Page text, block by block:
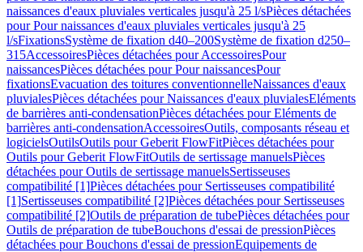
naissances d'eaux pluviales verticales jusqu'à 25 l/sPièces détachées
pour Pour naissances d'eaux pluviales verticales jusqu'à 25
l/sFixationsSystème de fixation d40–200Système de fixation d250–
315AccessoiresPièces détachées pour AccessoiresPour
naissancesPièces détachées pour Pour naissancesPour
fixationsEvacuation des toitures conventionnelleNaissances d'eaux
pluvialesPièces détachées pour Naissances d'eaux pluvialesEléments
de barrières anti-condensationPièces détachées pour Eléments de
barrières anti-condensationAccessoiresOutils, composants réseau et
logicielsOutilsOutils pour Geberit FlowFitPièces détachées pour
Outils pour Geberit FlowFitOutils de sertissage manuelsPièces
détachées pour Outils de sertissage manuelsSertisseuses
compatibilité [1]Pièces détachées pour Sertisseuses compatibilité
[1]Sertisseuses compatibilité [2]Pièces détachées pour Sertisseuses
compatibilité [2]Outils de préparation de tubePièces détachées pour
Outils de préparation de tubeBouchons d'essai de pressionPièces
détachées pour Bouchons d'essai de pressionEquipements de